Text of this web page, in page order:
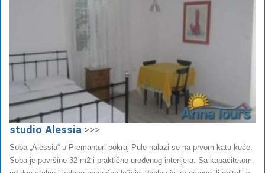
studio Alessia >>>
Soba „Alessia“ u Premanturi pokraj Pule nalazi se na prvom katu kuće.
Soba je površine 32 m2 i praktično uređenog interijera. Sa kapacitetom